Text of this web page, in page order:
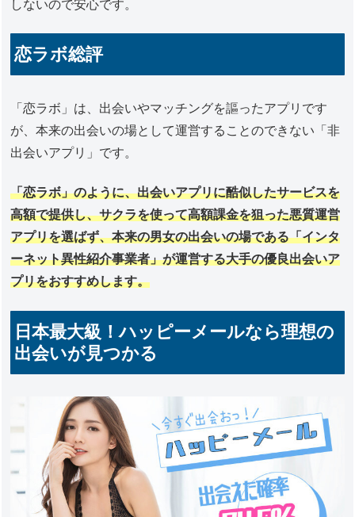
しないので安心です。
恋ラボ総評
「恋ラボ」は、出会いやマッチングを謳ったアプリです
が、本来の出会いの場として運営することのできない「非
出会いアプリ」です。
「恋ラボ」のように、出会いアプリに酷似したサービスを
高額で提供し、サクラを使って高額課金を狙った悪質運営
アプリを選ばず、本来の男女の出会いの場である「インタ
ーネット異性紹介事業者」が運営する大手の優良出会いア
プリをおすすめします。
日本最大級！ハッピーメールなら理想の
出会いが見つかる